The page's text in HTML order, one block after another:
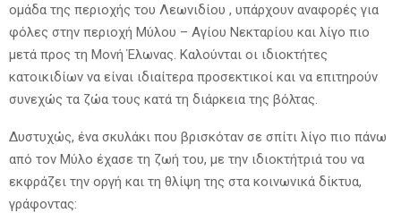
ομάδα της περιοχής του Λεωνιδίου , υπάρχουν αναφορές για
φόλες στην περιοχή Μύλου – Αγίου Νεκταρίου και λίγο πιο
μετά προς τη Μονή Έλωνας. Καλούνται οι ιδιοκτήτες
κατοικιδίων να είναι ιδιαίτερα προσεκτικοί και να επιτηρούν
συνεχώς τα ζώα τους κατά τη διάρκεια της βόλτας.
Δυστυχώς, ένα σκυλάκι που βρισκόταν σε σπίτι λίγο πιο πάνω
από τον Μύλο έχασε τη ζωή του, με την ιδιοκτήτριά του να
εκφράζει την οργή και τη θλίψη της στα κοινωνικά δίκτυα,
γράφοντας: